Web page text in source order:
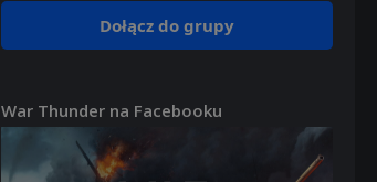
Dołącz do grupy
War Thunder na Facebooku